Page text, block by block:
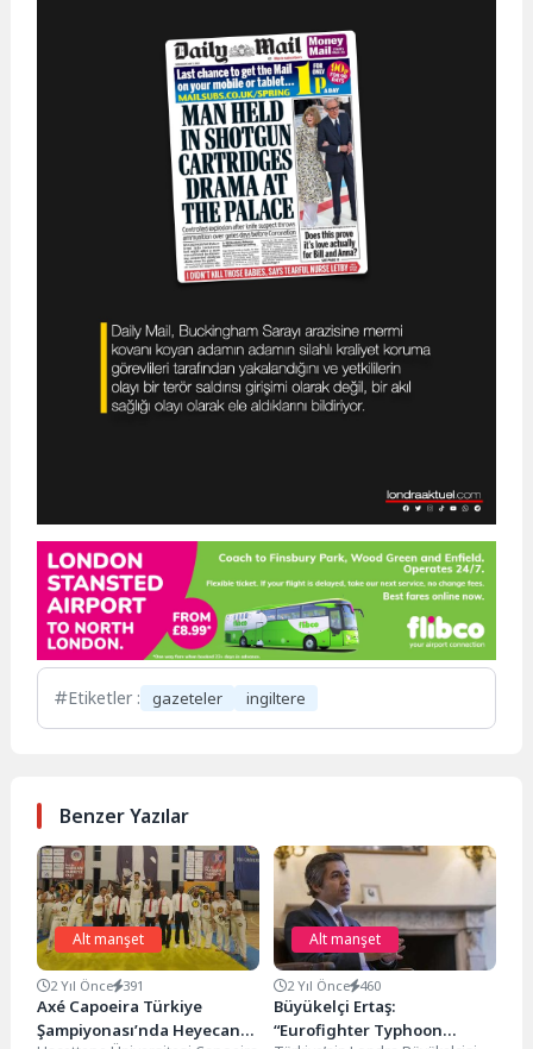
Etiketler : gazeteler ingiltere
Benzer Yazılar
Alt manşet
2 Yıl Önce 391
Axé Capoeira Türkiye
Şampiyonası’nda Heyecan
Alt manşet
2 Yıl Önce 460
Büyükelçi Ertaş:
“Eurofighter Typhoon